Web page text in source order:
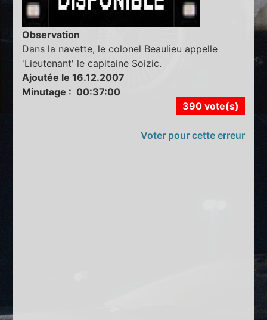
Observation
Dans la navette, le colonel Beaulieu appelle
'Lieutenant' le capitaine Soizic.
Ajoutée le 16.12.2007
Minutage : 00:37:00
390 vote(s)
Voter pour cette erreur